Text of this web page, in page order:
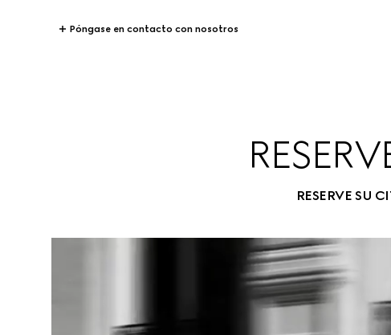
Póngase en contacto con nosotros
RESERVE SU